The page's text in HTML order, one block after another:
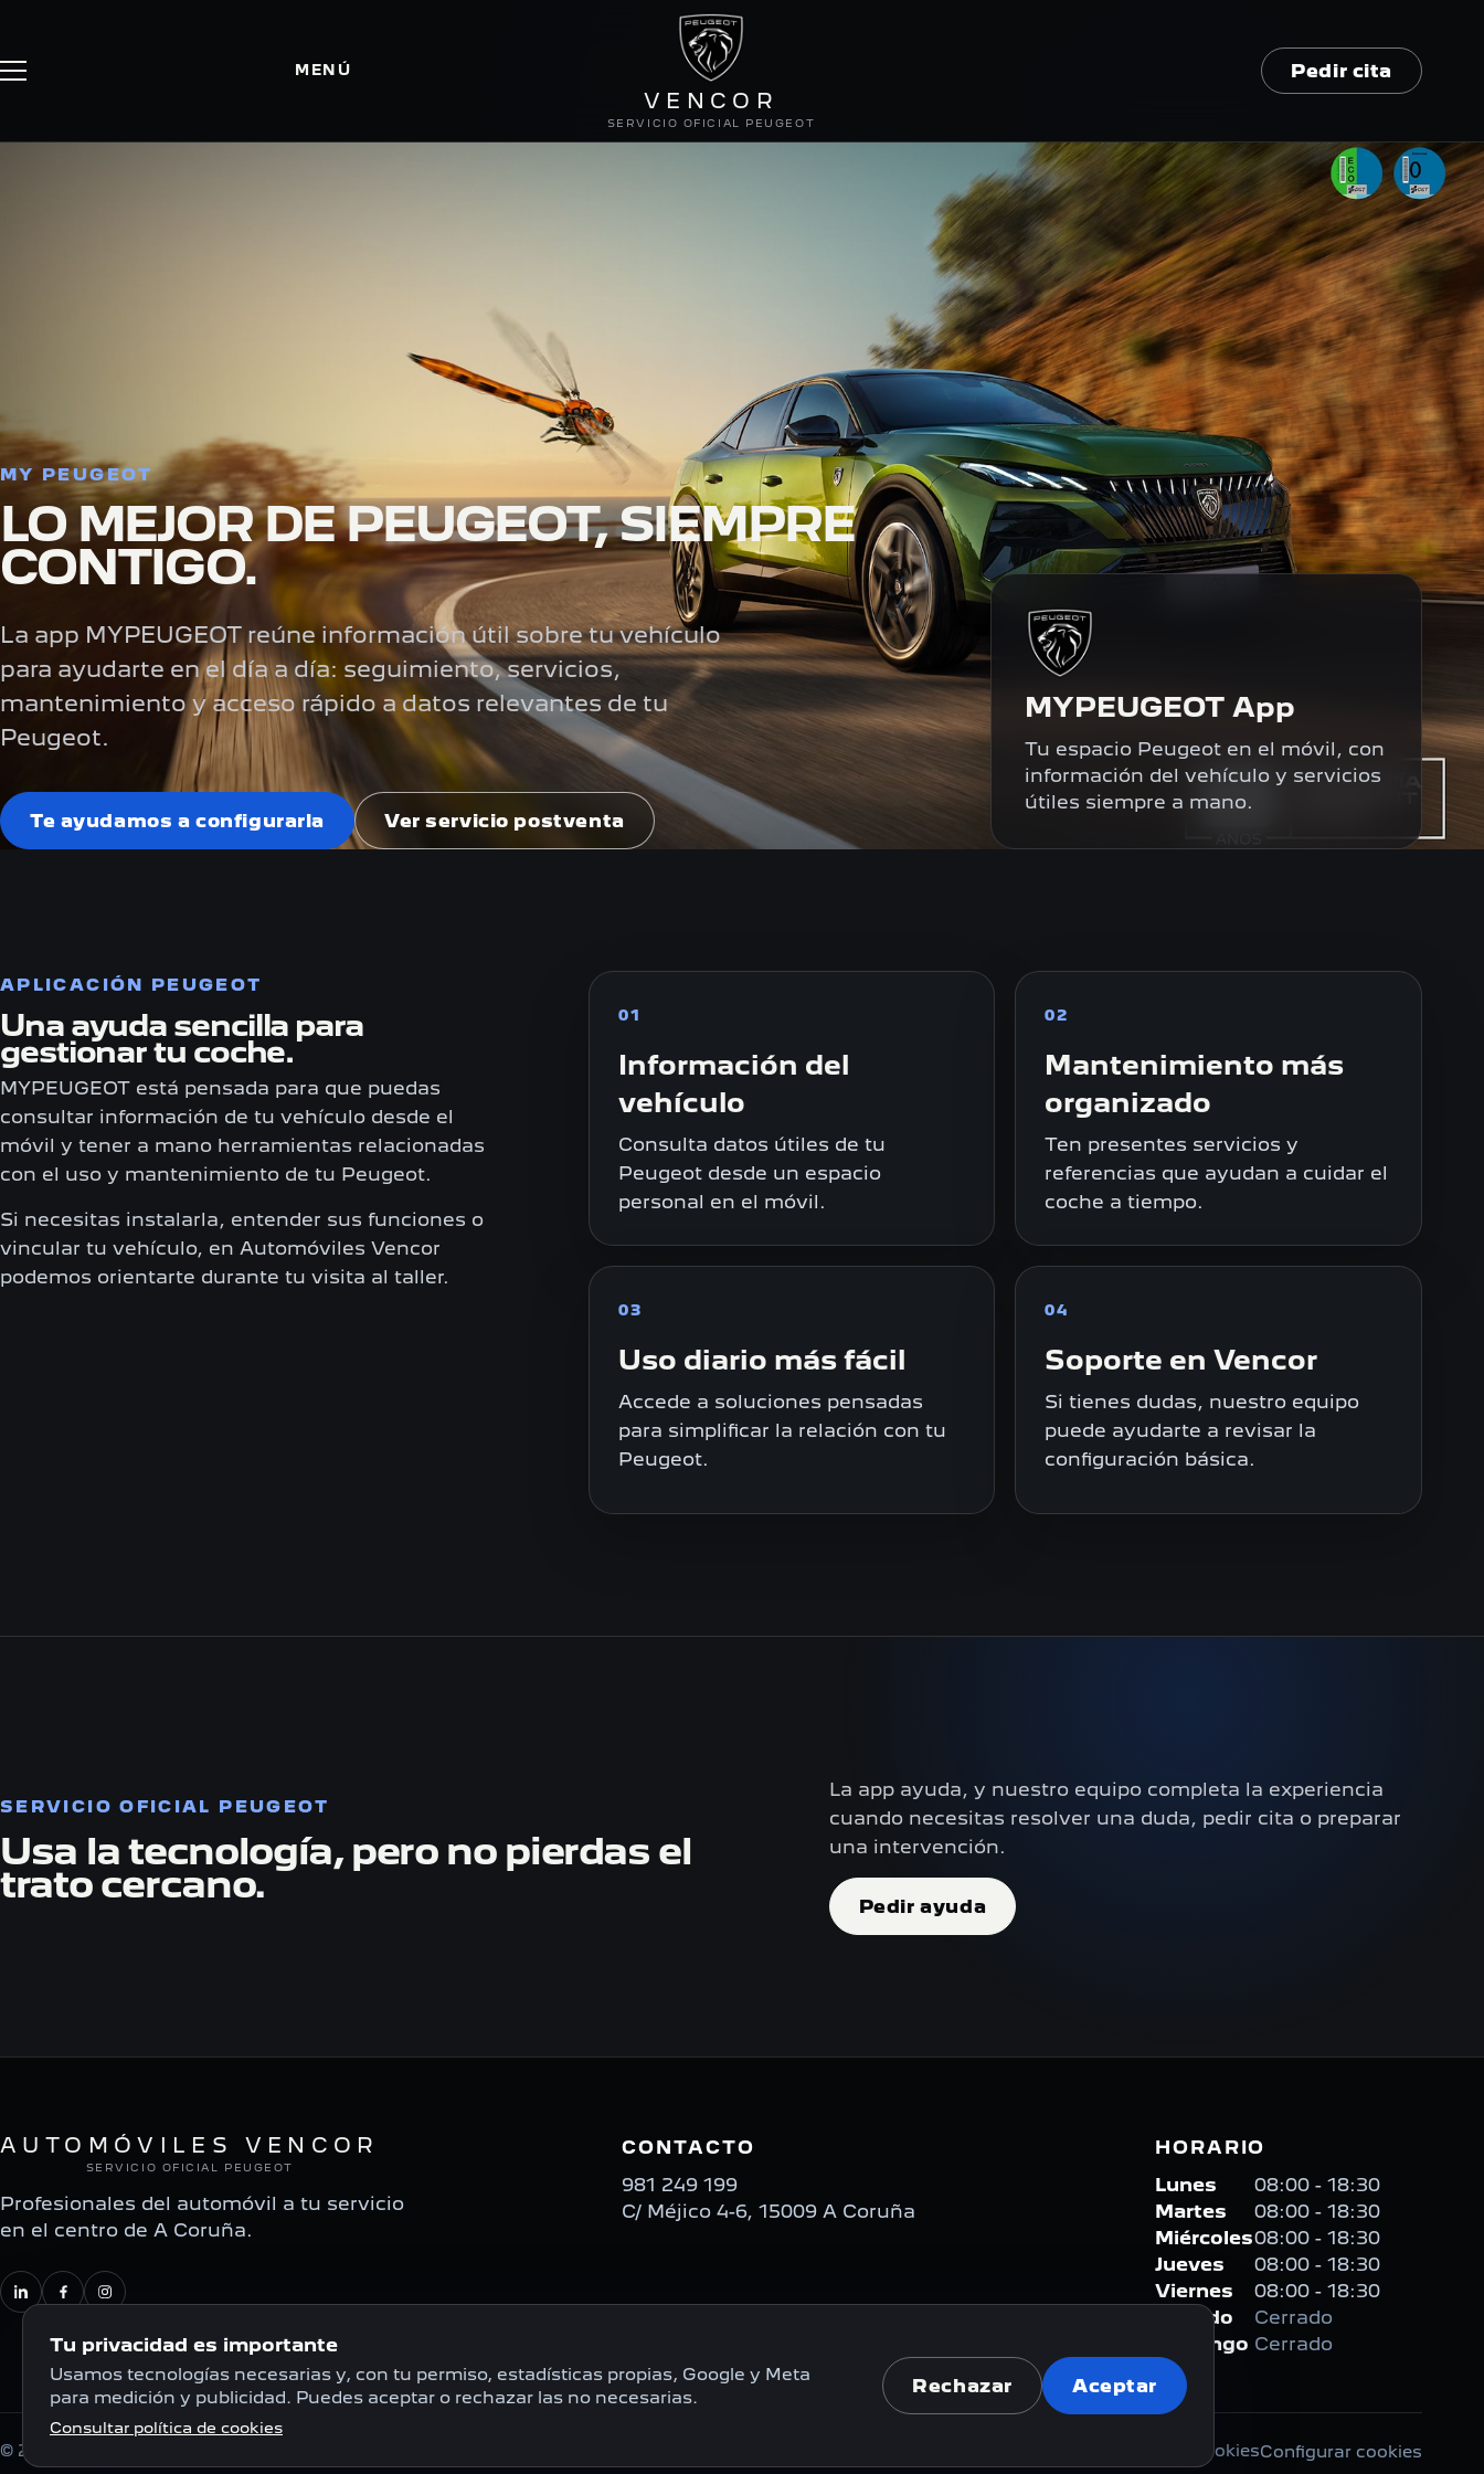
MENÚ
VENCOR
SERVICIO OFICIAL PEUGEOT
Pedir cita
MY PEUGEOT
LO MEJOR DE PEUGEOT, SIEMPRE
CONTIGO.
La app MYPEUGEOT reúne información útil sobre tu vehículo
para ayudarte en el día a día: seguimiento, servicios,
mantenimiento y acceso rápido a datos relevantes de tu
Peugeot.
Te ayudamos a configurarla Ver servicio postventa
MYPEUGEOT App
Tu espacio Peugeot en el móvil, con
información del vehículo y servicios
útiles siempre a mano.
APLICACIÓN PEUGEOT
Una ayuda sencilla para
gestionar tu coche.
MYPEUGEOT está pensada para que puedas
consultar información de tu vehículo desde el
móvil y tener a mano herramientas relacionadas
con el uso y mantenimiento de tu Peugeot.
Si necesitas instalarla, entender sus funciones o
vincular tu vehículo, en Automóviles Vencor
podemos orientarte durante tu visita al taller.
01
Información del
vehículo
Consulta datos útiles de tu
Peugeot desde un espacio
personal en el móvil.
02
Mantenimiento más
organizado
Ten presentes servicios y
referencias que ayudan a cuidar el
coche a tiempo.
03
Uso diario más fácil
Accede a soluciones pensadas
para simplificar la relación con tu
Peugeot.
04
Soporte en Vencor
Si tienes dudas, nuestro equipo
puede ayudarte a revisar la
configuración básica.
SERVICIO OFICIAL PEUGEOT
Usa la tecnología, pero no pierdas el
trato cercano.
La app ayuda, y nuestro equipo completa la experiencia
cuando necesitas resolver una duda, pedir cita o preparar
una intervención.
Pedir ayuda
AUTOMÓVILES VENCOR
SERVICIO OFICIAL PEUGEOT
Profesionales del automóvil a tu servicio
en el centro de A Coruña.
CONTACTO
981 249 199
C/ Méjico 4-6, 15009 A Coruña
HORARIO
Lunes
08:00 - 18:30
Martes
08:00 - 18:30
Miércoles08:00 - 18:30
Jueves
08:00 - 18:30
Viernes
08:00 - 18:30
Sábado
Cerrado
Domingo Cerrado
© 2026 Automóviles Vencor S.A. CookiesConfigurar cookies
Tu privacidad es importante
Usamos tecnologías necesarias y, con tu permiso, estadísticas propias, Google y Meta
para medición y publicidad. Puedes aceptar o rechazar las no necesarias.
Consultar política de cookies
Rechazar Aceptar